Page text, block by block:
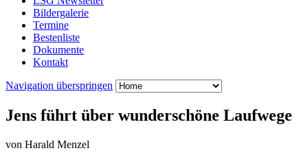
Bildergalerie
Termine
Bestenliste
Dokumente
Kontakt
Navigation überspringen
Jens führt über wunderschöne Laufwege
von Harald Menzel